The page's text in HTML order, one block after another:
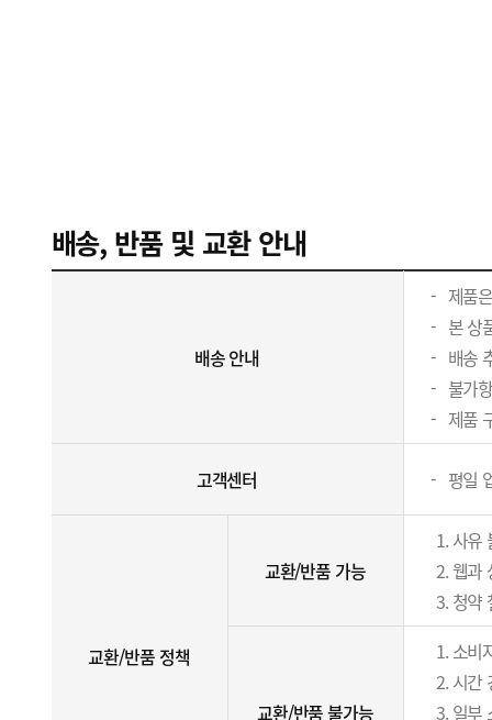
배송, 반품 및 교환 안내
배송 안내
제품
본 상
배송
불가
제품
고객센터 평일
교환/반품 정책
교환/반품 가능
사유
웹과
청약
교환/반품 불가능
소비
시간
일부